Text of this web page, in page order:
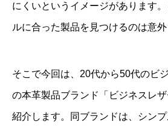
にくいというイメージがあります
ルに合った製品を見つけるのは意外
そこで今回は、20代から50代のビ
の本革製品ブランド「ビジネスレ
紹介します。同ブランドは、シン